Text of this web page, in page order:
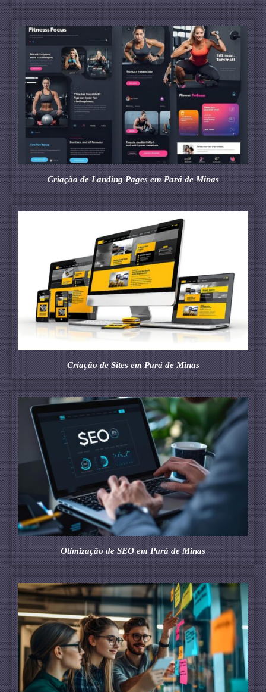
Criação de Landing Pages em Pará de Minas
Criação de Sites em Pará de Minas
Otimização de SEO em Pará de Minas